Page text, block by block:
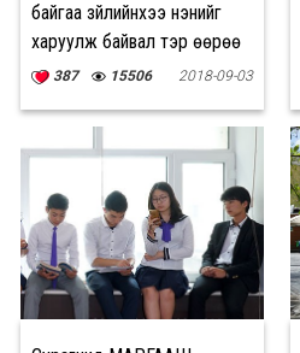
байгаа зүйлийнхээ үнэнийг
харуулж байвал тэр өөрөө
гоё зураг
387 15506 2018-09-03